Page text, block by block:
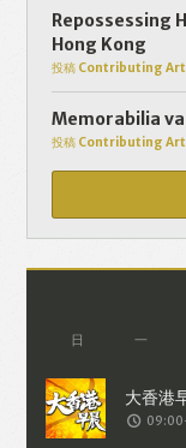
頁內容、評
或進行不記
用於所述
容許或屬法
意，你的個
決定提供
該資料傳送
廣告目標
告。不會因
個目標廣
個人資料。
互動，則表
Repossessing
Hong Kong
投稿 Contributing
Memorabilia
投稿 Contributing
日 一